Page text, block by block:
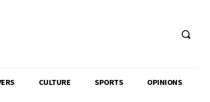
CULTURE SPORTS OPINIONS